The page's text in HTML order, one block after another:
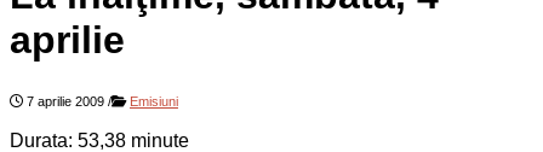
aprilie
7 aprilie 2009 / Emisiuni
Durata: 53,38 minute